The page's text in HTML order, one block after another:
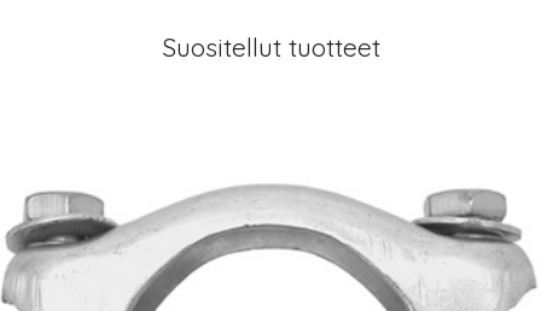
Suositellut tuotteet